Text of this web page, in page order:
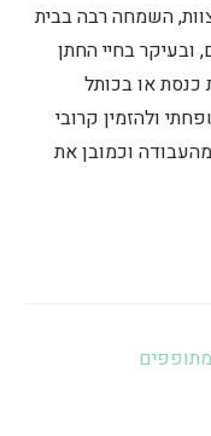
השמחה רבה בבית
ובעיקר בחיי החתן
כנסת או בכותל
ולהזמין קרובי
וכמובן את